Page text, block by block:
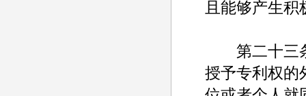
且能够产生积
第二十三
授予专利权的